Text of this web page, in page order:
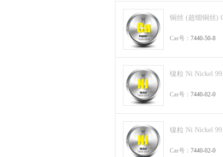
铜丝 (超细铜丝)
Cas号： 7440-50-8
镍粒 Ni Nickel
Cas号： 7440-02-0
镍粒 Ni Nickel
Cas号： 7440-02-0